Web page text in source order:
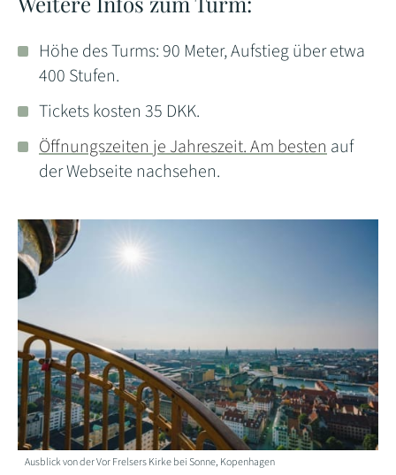
Höhe des Turms: 90 Meter, Aufstieg über etwa
400 Stufen.
Tickets kosten 35 DKK.
Öffnungszeiten je Jahreszeit. Am bestenauf
der Webseite nachsehen.
Ausblick von der Vor Frelsers Kirke bei Sonne, Kopenhagen